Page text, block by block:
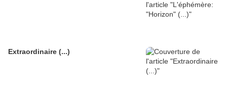
Extraordinaire (...)